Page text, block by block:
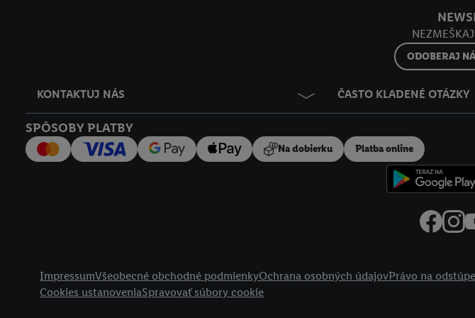
ODOBERAJ
KONTAKTUJ NÁS ČASTO KLADENÉ OTÁZKY
SPÔSOBY PLATBY
Na dobierku Platba online
ImpressumVšeobecné obchodné podmienkyOchrana osobných údajovPrávo na
Cookies ustanoveniaSpravovať súbory cookie